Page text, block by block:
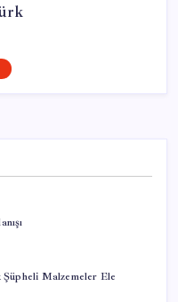
Malzemeler Ele